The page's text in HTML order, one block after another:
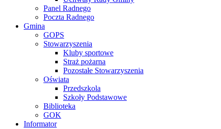
Panel Radnego
Poczta Radnego
Gmina
GOPS
Stowarzyszenia
Kluby sportowe
Straż pożarna
Pozostałe Stowarzyszenia
Oświata
Przedszkola
Szkoły Podstawowe
Biblioteka
GOK
Informator